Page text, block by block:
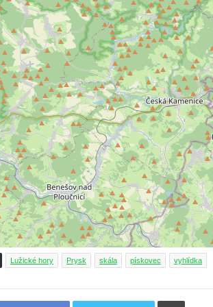
Skála Hrbolec (Piklštejn) u Rybniště
Skalní brána u Milštejna
Boreč
Raná
Lenešický Chlum
Luž
Jeskyně Wildbrethöhle
Kleiner Zschirnstein
Jeskyně na Slánské hoře ve Slaném
Čertovo kopyto u Jezdecké cesty nad
Tuhnicemi v Karlových Varech
Vyhlídka Muchomůrka na Hostibejku v
Kralupech nad Vltavou
Lužické hory Prysk skála pískovec vyhlídka